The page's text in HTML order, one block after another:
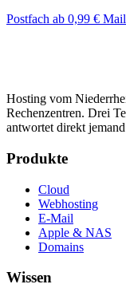
Postfach ab 0,99 €
Hosting vom
Rechenzentren. Drei
antwortet direkt
Produkte
Cloud
Webhosting
E-Mail
Apple & NAS
Domains
Wissen